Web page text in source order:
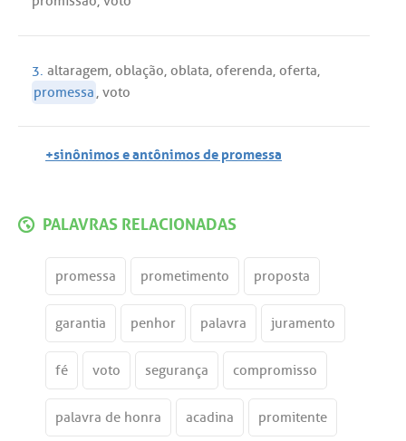
3. altaragem, oblação, oblata, oferenda, oferta,
promessa , voto
+sinônimos e antônimos de promessa
PALAVRAS RELACIONADAS
promessa prometimento proposta
garantia penhor palavra juramento
fé voto segurança compromisso
palavra de honra acadina promitente